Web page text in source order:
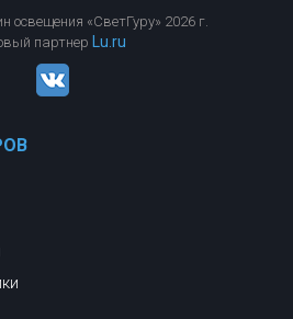
освещения «СветГуру» 2026 г.
партнер Lu.ru